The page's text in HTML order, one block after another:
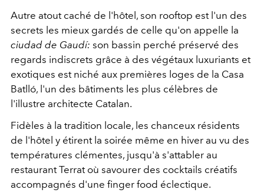
Autre atout caché de l'hôtel, son rooftop est l'un des
secrets les mieux gardés de celle qu'on appelle la
ciudad de Gaudí: son bassin perché préservé des
regards indiscrets grâce à des végétaux luxuriants et
exotiques est niché aux premières loges de la Casa
Batlló, l'un des bâtiments les plus célèbres de
l'illustre architecte Catalan.
Fidèles à la tradition locale, les chanceux résidents
de l'hôtel y étirent la soirée même en hiver au vu des
températures clémentes, jusqu'à s'attabler au
restaurant Terrat où savourer des cocktails créatifs
accompagnés d'une finger food éclectique.